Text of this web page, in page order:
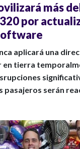
más
por
aplicará una
en tierra
pasajeros serán